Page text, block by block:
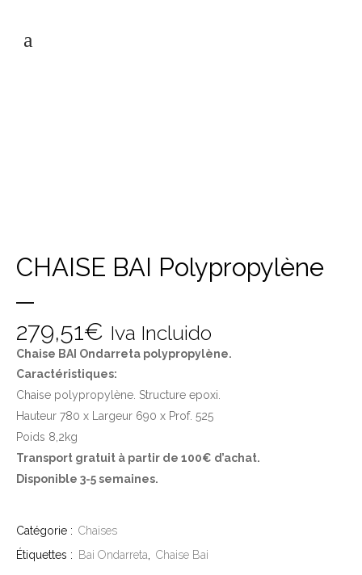
CHAISE BAI Polypropylène
279,51€ Iva Incluido
Chaise BAI Ondarreta polypropylène.
Caractéristiques:
Chaise polypropylène. Structure epoxi.
Hauteur 780 x Largeur 690 x Prof. 525
Poids 8,2kg
Transport gratuit à partir de 100€ d’achat.
Disponible 3-5 semaines.
Catégorie : Chaises
Étiquettes :
Bai Ondarreta Chaise Bai